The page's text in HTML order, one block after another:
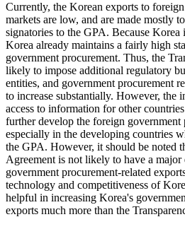
Currently, the Korean exports to
markets are low, and are made mostly
signatories to the GPA. Because Korea
Korea already maintains a fairly high
government procurement. Thus, the
likely to impose additional regulatory
entities, and government procurement
to increase substantially. However, the
access to information for other
further develop the foreign government
especially in the developing countries
the GPA. However, it should be noted
Agreement is not likely to have a
government procurement-related
technology and competitiveness of
helpful in increasing Korea's
exports much more than the